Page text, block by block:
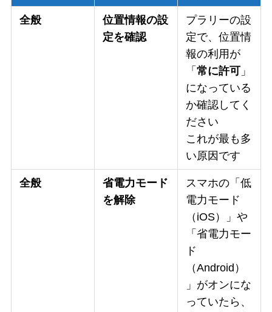
全般
位置情報の設
定を確認
プラリーの設
定で、位置情
報の利用が
「常に許可 」
になっている
か確認してく
ださい
これが最も多
い原因です
全般
省電力モード
を解除
スマホの「低
電力モード
（iOS）」や
「省電力モー
ド
（Android）
」がオンにな
っていたら、